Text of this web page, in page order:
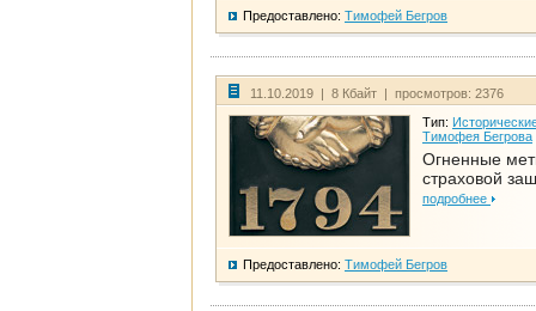
Предоставлено: Тимофей Бегров
11.10.2019 | 8 Кбайт | просмотров: 2376
Тип:
Тимофея Бегрова
Огненные
страховой
подробнее
Предоставлено: Тимофей Бегров